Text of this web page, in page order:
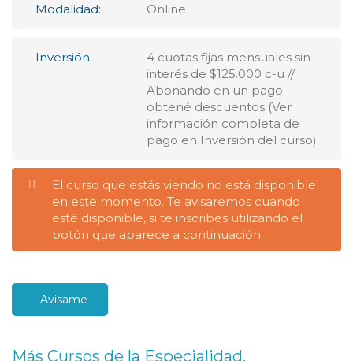
Modalidad: Online
Inversión:
4 cuotas fijas mensuales sin
interés de $125.000 c-u //
Abonando en un pago
obtené descuentos (Ver
información completa de
pago en Inversión del curso)
El curso que estás viendo no está disponible
en este momento. Te avisaremos cuando
esté disponible, si te inscribes utilizando el
botón que aparece a continuación.
Avisame
Más Cursos de la Especialidad.